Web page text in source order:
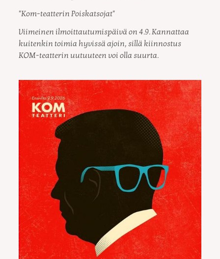
"Kom-teatterin Poiskatsojat"
Viimeinen ilmoittautumispäivä on 4.9. Kannattaa
kuitenkin toimia hyvissä ajoin, sillä kiinnostus
KOM-teatterin uutuuteen voi olla suurta.